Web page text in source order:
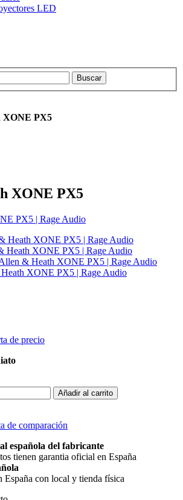
LED
Buscar
XONE PX5
XONE PX5
de precio
Añadir al carrito
de comparación
española del fabricante
tienen garantia oficial en España
España con local y tienda física